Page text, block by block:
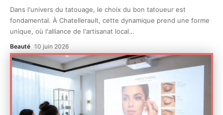
Dans l'univers du tatouage, le choix du bon tatoueur est
fondamental. À Chatellerault, cette dynamique prend une forme
unique, où l'alliance de l'artisanat local…
Beauté 10 juin 2026